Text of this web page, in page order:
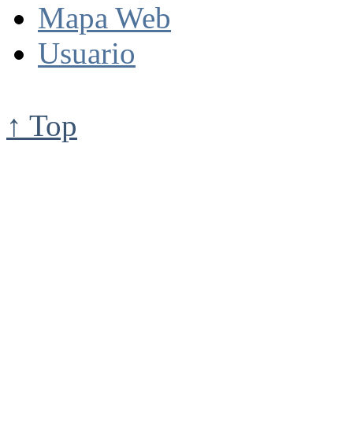
Mapa Web
Usuario
↑ Top